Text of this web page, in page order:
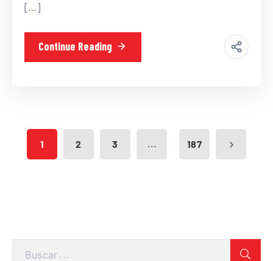
[…]
Continue Reading
1 2 3 ... 187